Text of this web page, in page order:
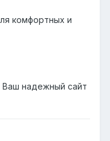
комфортных и
Ваш надежный сайт